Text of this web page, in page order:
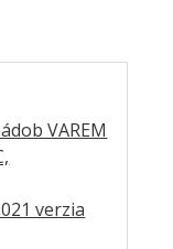
VAREM
verzia